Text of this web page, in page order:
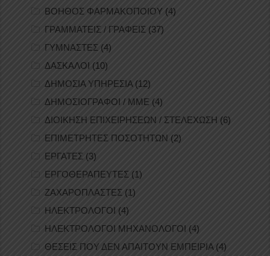
ΒΟΗΘΟΣ ΦΑΡΜΑΚΟΠΟΙΟΥ (4)
ΓΡΑΜΜΑΤΕΙΣ / ΓΡΑΦΕΙΣ (37)
ΓΥΜΝΑΣΤΕΣ (4)
ΔΑΣΚΑΛΟΙ (10)
ΔΗΜΟΣΙΑ ΥΠΗΡΕΣΙΑ(12)
ΔΗΜΟΣΙΟΓΡΑΦΟΙ / ΜΜΕ (4)
ΔΙΟΙΚΗΣΗ ΕΠΙΧΕΙΡΗΣΕΩΝ / ΣΤΕΛΕΧΩΣΗ (6)
ΕΠΙΜΕΤΡΗΤΕΣ ΠΟΣΟΤΗΤΩΝ (2)
ΕΡΓΑΤΕΣ (3)
ΕΡΓΟΘΕΡΑΠΕΥΤΕΣ (1)
ΖΑΧΑΡΟΠΛΑΣΤΕΣ (1)
ΗΛΕΚΤΡΟΛΟΓΟΙ (4)
ΗΛΕΚΤΡΟΛΟΓΟΙ ΜΗΧΑΝΟΛΟΓΟΙ (4)
ΘΕΣΕΙΣ ΠΟΥ ΔΕΝ ΑΠΑΙΤΟΥΝ ΕΜΠΕΙΡΙΑ(4)